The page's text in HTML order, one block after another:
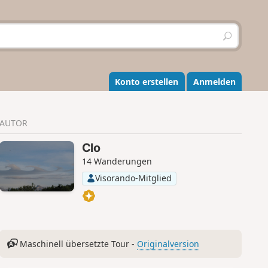
S
u
h
e
n
Konto erstellen Anmelden
AUTOR
Clo
14 Wanderungen
Visorando-Mitglied
Maschinell übersetzte Tour - Originalversion